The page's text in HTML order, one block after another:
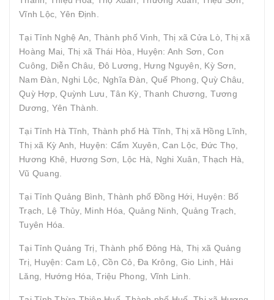
Vĩnh Lộc, Yên Định.
Tại Tỉnh Nghệ An, Thành phố Vinh, Thị xã Cửa Lò, Thị xã
Hoàng Mai, Thị xã Thái Hòa, Huyện: Anh Sơn, Con
Cuông, Diễn Châu, Đô Lương, Hưng Nguyên, Kỳ Sơn,
Nam Đàn, Nghi Lộc, Nghĩa Đàn, Quế Phong, Quỳ Châu,
Quỳ Hợp, Quỳnh Lưu, Tân Kỳ, Thanh Chương, Tương
Dương, Yên Thành.
Tại Tỉnh Hà Tĩnh, Thành phố Hà Tĩnh, Thị xã Hồng Lĩnh,
Thị xã Kỳ Anh, Huyện: Cẩm Xuyên, Can Lộc, Đức Thọ,
Hương Khê, Hương Sơn, Lộc Hà, Nghi Xuân, Thạch Hà,
Vũ Quang.
Tại Tỉnh Quảng Bình, Thành phố Đồng Hới, Huyện: Bố
Trạch, Lệ Thủy, Minh Hóa, Quảng Ninh, Quảng Trạch,
Tuyên Hóa.
Tại Tỉnh Quảng Trị, Thành phố Đông Hà, Thị xã Quảng
Trị, Huyện: Cam Lộ, Cồn Cỏ, Đa Krông, Gio Linh, Hải
Lăng, Hướng Hóa, Triệu Phong, Vĩnh Linh.